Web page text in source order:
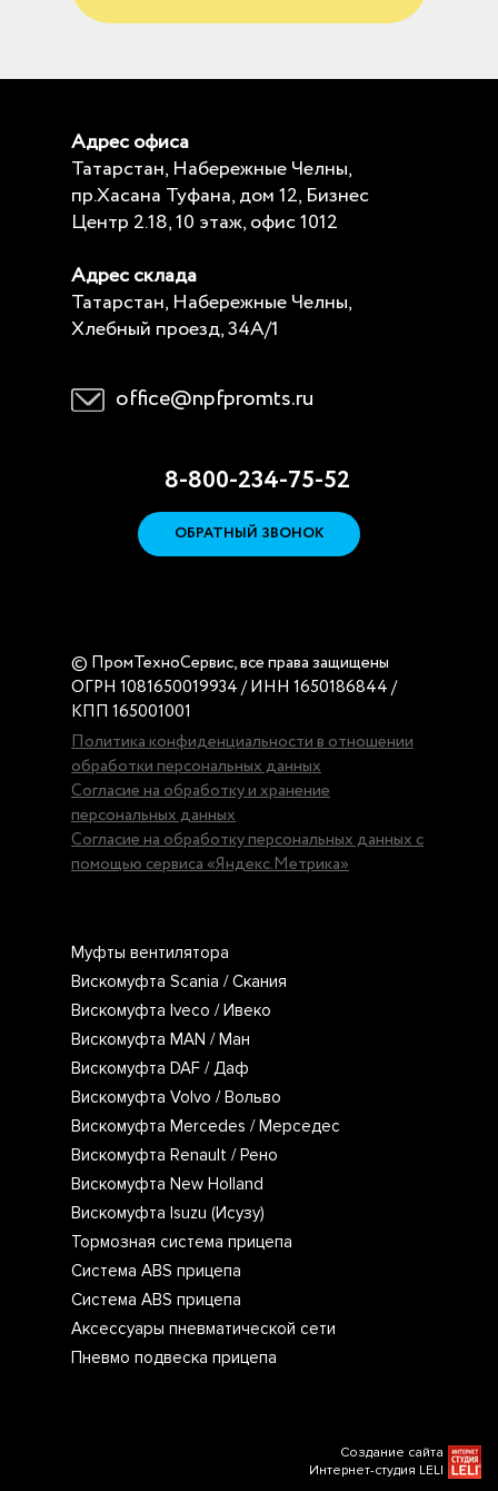
Муфты вентилятора
Вискомуфта Scania / Скания
Вискомуфта Iveco / Ивеко
Вискомуфта MAN / Ман
Вискомуфта DAF / Даф
Вискомуфта Volvo / Вольво
Вискомуфта Mercedes / Мерседес
Вискомуфта Renault / Рено
Вискомуфта New Holland
Вискомуфта Isuzu (Исузу)
Тормозная система прицепа
Система ABS прицепа
Система ABS прицепа
Аксессуары пневматической сети
Пневмо подвеска прицепа
Адрес офиса
Татарстан, Набережные Челны,
пр.Хасана Туфана, дом 12, Бизнес
Центр 2.18, 10 этаж, офис 1012
Адрес склада
Татарстан, Набережные Челны,
Хлебный проезд, 34А/1
office@npfpromts.ru
8-800-234-75-52
ОБРАТНЫЙ ЗВОНОК
© ПромТехноСервис, все права защищены
ОГРН 1081650019934 / ИНН 1650186844 /
КПП 165001001
Политика конфиденциальности в отношении
обработки персональных данных
Согласие на обработку и хранение
персональных данных
Согласие на обработку персональных данных с
помощью сервиса «Яндекс.Метрика»
Создание сайта
Интернет-студия LELI